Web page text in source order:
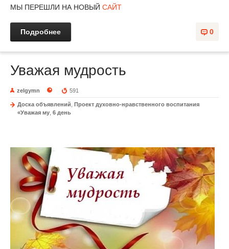
МЫ ПЕРЕШЛИ НА НОВЫЙ САЙТ
0
Подробнее
Уважая мудрость
zelgymn 591
Доска объявлений Проект духовно-нравственного воспитания
«Уважая му 6 день